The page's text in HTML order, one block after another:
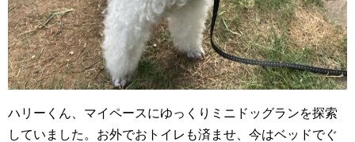
ハリーくん、マイペースにゆっくりミニドッグランを探索
していました。お外でおトイレも済ませ、今はベッドでぐ